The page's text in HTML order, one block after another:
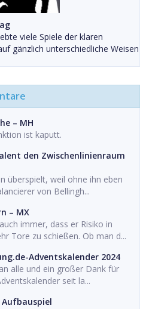
viele Spiele der klaren
gänzlich unterschiedliche Weisen
– MH
ist kaputt.
den Zwischenlinienraum
überspielt, weil ohne ihn eben
von Bellingh...
– MX
immer, dass er Risiko in
Tore zu schießen. Ob man d...
Adventskalender 2024
alle und ein großer Dank für
seit la...